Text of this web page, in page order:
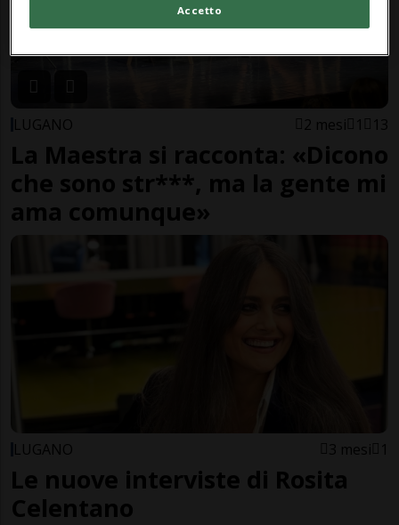
LUGANO 2 mesi 1 13
La Maestra si racconta: «Dicono
che sono str***, ma la gente mi
ama comunque»
LUGANO 3 mesi 1
Le nuove interviste di Rosita
Celentano
Accetto